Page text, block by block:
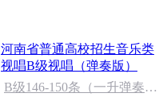
河南省普通高校招生音乐类
视唱B级视唱（弹奏版）
B级146-150条（一升弹奏